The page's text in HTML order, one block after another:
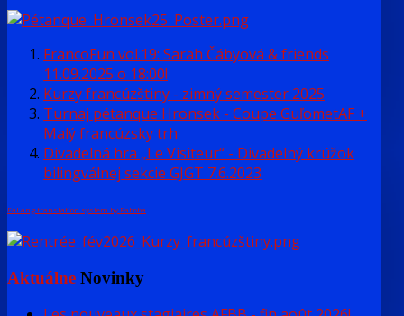
FrancoFun vol.19: Sarah Čábyová & friends
11.09.2025 o 18:00!
Kurzy francúzštiny - zimný semester 2025
Turnaj pétanque Hronsek - Coupe GuľometAF +
Malý francúzsky trh
Divadelná hra „Le Visiteur“ - Divadelný krúžok
bilingválnej sekcie GJGT 7.6.2023
FaLang translation system by Faboba
Aktuálne Novinky